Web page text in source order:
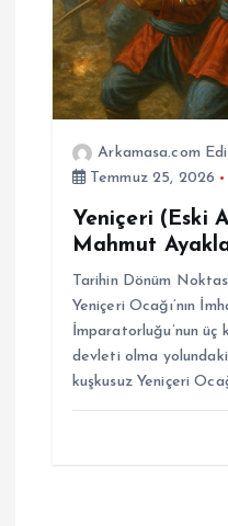
Arkamasa.com
Temmuz 25, 2026
Yeniçeri (Eski
Mahmut
Tarihin Dönüm
Yeniçeri Ocağı’nın
İmparatorluğu’nun üç
devleti olma
kuşkusuz Yeniçeri